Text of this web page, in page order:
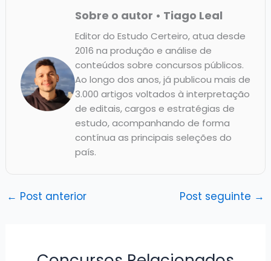
Sobre o autor • Tiago Leal
Editor do Estudo Certeiro, atua desde
2016 na produção e análise de
conteúdos sobre concursos públicos.
Ao longo dos anos, já publicou mais de
3.000 artigos voltados à interpretação
de editais, cargos e estratégias de
estudo, acompanhando de forma
contínua as principais seleções do
país.
← Post anterior Post seguinte →